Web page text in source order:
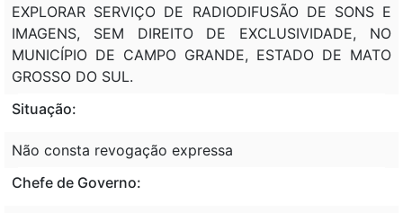
EXPLORAR SERVIÇO DE RADIODIFUSÃO DE SONS E
IMAGENS, SEM DIREITO DE EXCLUSIVIDADE, NO
MUNICÍPIO DE CAMPO GRANDE, ESTADO DE MATO
GROSSO DO SUL.
Situação:
Não consta revogação expressa
Chefe de Governo: